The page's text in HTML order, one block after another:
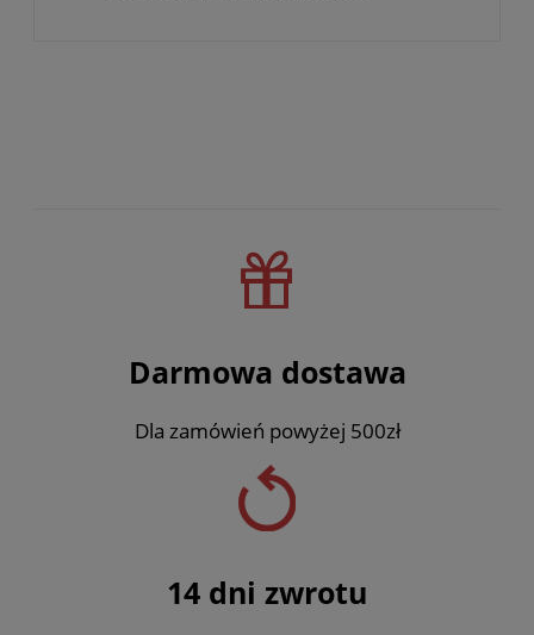
Darmowa dostawa
Dla zamówień powyżej 500zł
14 dni zwrotu